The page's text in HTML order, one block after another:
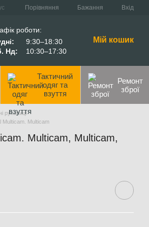
Порівняння Бажання Вхід
роботи:
9:30–18:30
Нд:
10:30–17:30
Мій кошик
Тактичний
одяг та
взуття
Ремонт
зброї
рукавиці
Multicam. Multicam
Multicam, Multicam,